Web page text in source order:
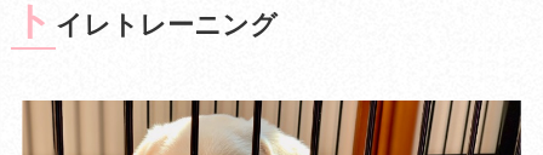
ト イレトレーニング